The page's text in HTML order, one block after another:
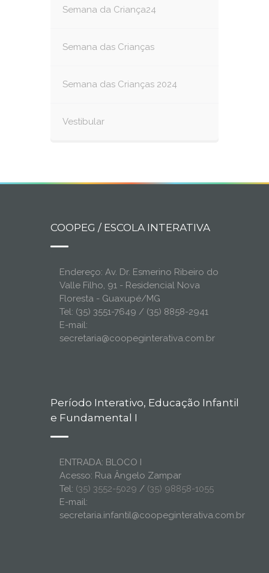
Semana da Criança24
Semana das Crianças
Semana das Crianças 2024
Vestibular
COOPEG / ESCOLA INTERATIVA
Endereço: Av. Dr. Esmerino Ribeiro do
Valle Filho, 91 - Residencial Nova
Floresta - Guaxupé/MG
Tel: (35) 3551-7649 / (35) 8858-2941
E-mail:
secretaria@coopeginterativa.com.br
Período Interativo, Educação Infantil
e Fundamental I
ENTRADA: BLOCO I
Acesso: Rua Ângelo Zampar
Tel: (35) 3552-5029 / (35) 98858-1055
E-mail:
secretaria.infantil@coopeginterativa.com.br